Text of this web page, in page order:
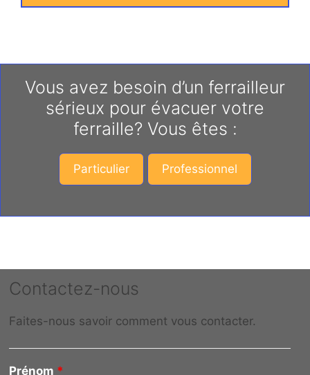
Vous avez besoin d’un ferrailleur
sérieux pour évacuer votre
ferraille? Vous êtes :
Particulier Professionnel
Contactez-nous
Faites-nous savoir comment vous contacter.
Prénom *